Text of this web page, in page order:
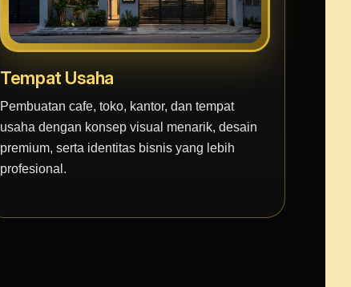
Tempat Usaha
Pembuatan cafe, toko, kantor, dan tempat
usaha dengan konsep visual menarik, desain
premium, serta identitas bisnis yang lebih
profesional.